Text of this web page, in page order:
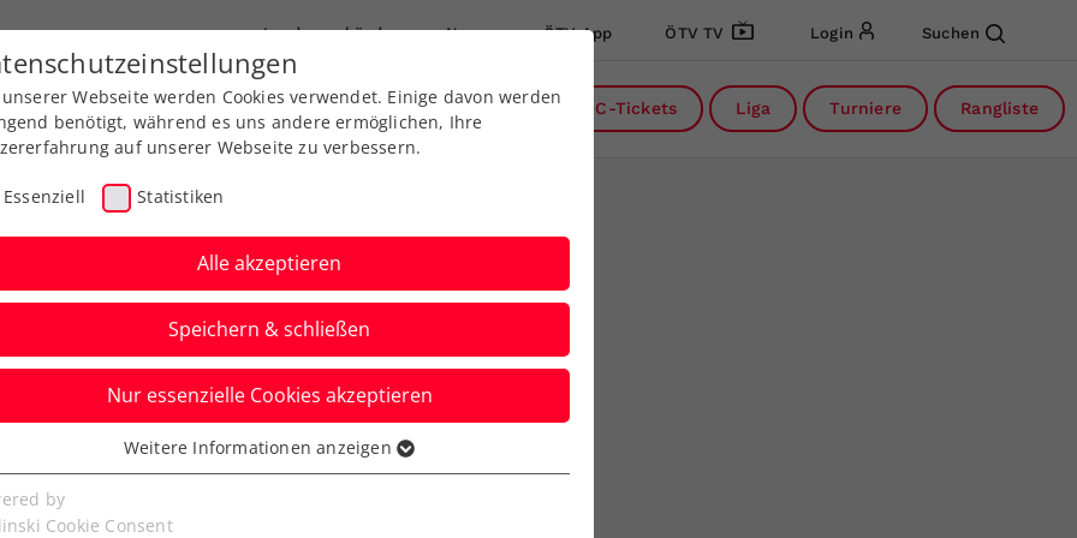
Landesverbände News ÖTV App ÖTV TV Login Suchen
Ausbildung Services Über uns DC-Tickets Liga Turniere Rangliste
Senioren
Tennisszene trauern
(55)
Webseite werden Cookies verwendet. Einige davon werden
benötigt, während es uns andere ermöglichen, Ihre
auf unserer Webseite zu verbessern.
Essenziell Statistiken
Alle akzeptieren
Speichern & schließen
Nur essenzielle Cookies akzeptieren
Cookies werden für grundlegende Funktionen der
benötigt. Dadurch ist gewährleistet, dass die Webseite
Weitere Informationen anzeigen
by
Cookie Consent